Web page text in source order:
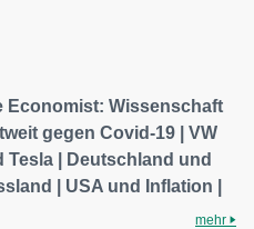
Economist: Wissenschaft
gegen Covid-19 | VW
Tesla | Deutschland und
| USA und Inflation |
mehr